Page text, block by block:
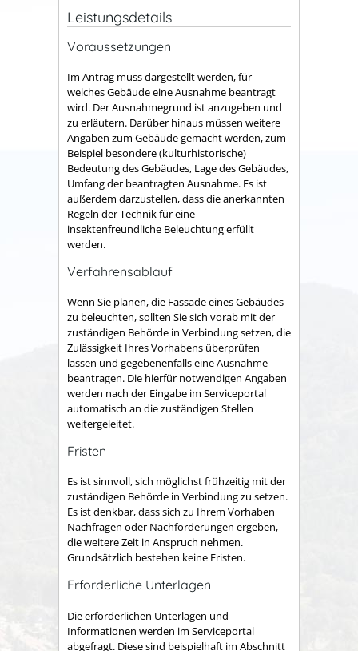
Leistungsdetails
Voraussetzungen
Im Antrag muss dargestellt werden, für
welches Gebäude eine Ausnahme beantragt
wird. Der Ausnahmegrund ist anzugeben und
zu erläutern. Darüber hinaus müssen weitere
Angaben zum Gebäude gemacht werden, zum
Beispiel besondere (kulturhistorische)
Bedeutung des Gebäudes, Lage des Gebäudes,
Umfang der beantragten Ausnahme. Es ist
außerdem darzustellen, dass die anerkannten
Regeln der Technik für eine
insektenfreundliche Beleuchtung erfüllt
werden.
Verfahrensablauf
Wenn Sie planen, die Fassade eines Gebäudes
zu beleuchten, sollten Sie sich vorab mit der
zuständigen Behörde in Verbindung setzen, die
Zulässigkeit Ihres Vorhabens überprüfen
lassen und gegebenenfalls eine Ausnahme
beantragen. Die hierfür notwendigen Angaben
werden nach der Eingabe im Serviceportal
automatisch an die zuständigen Stellen
weitergeleitet.
Fristen
Es ist sinnvoll, sich möglichst frühzeitig mit der
zuständigen Behörde in Verbindung zu setzen.
Es ist denkbar, dass sich zu Ihrem Vorhaben
Nachfragen oder Nachforderungen ergeben,
die weitere Zeit in Anspruch nehmen.
Grundsätzlich bestehen keine Fristen.
Erforderliche Unterlagen
Die erforderlichen Unterlagen und
Informationen werden im Serviceportal
abgefragt. Diese sind beispielhaft im Abschnitt